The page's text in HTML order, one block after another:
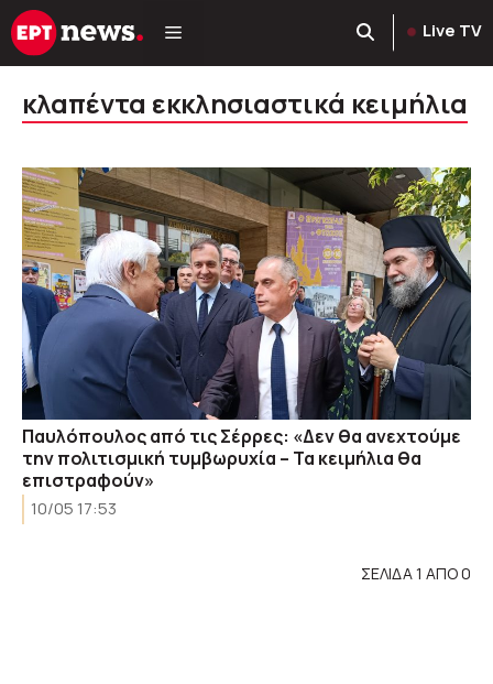
Μετάβαση
σε
Live TV
κλαπέντα εκκλησιαστικά κειμήλια
Παυλόπουλος από τις Σέρρες: «Δεν θα ανεχτούμε
την πολιτισμική τυμβωρυχία – Τα κειμήλια θα
επιστραφούν»
10/05 17:53
ΣΕΛΙΔΑ 1 ΑΠΟ 0